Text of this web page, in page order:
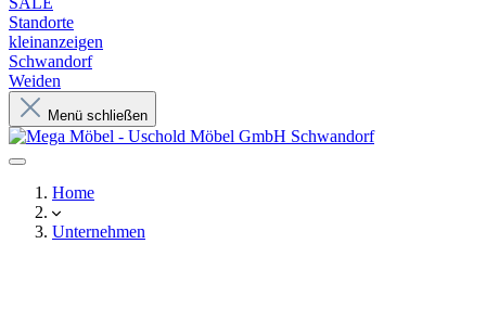
Standorte
kleinanzeigen
Schwandorf
Weiden
Menü schließen
Home
Unternehmen